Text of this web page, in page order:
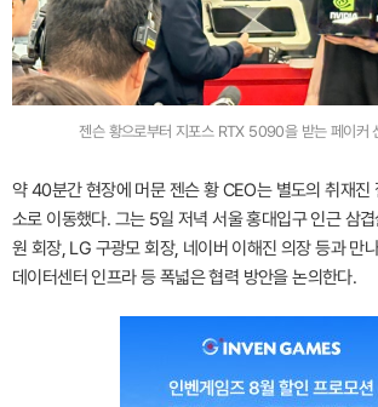
젠슨 황으로부터 지포스 RTX 5090을 받는 페이커
약 40분간 현장에 머문 젠슨 황 CEO는 별도의 취재진
소로 이동했다. 그는 5일 저녁 서울 홍대입구 인근 삼
원 회장, LG 구광모 회장, 네이버 이해진 의장 등과 만
데이터센터 인프라 등 폭넓은 협력 방안을 논의한다.